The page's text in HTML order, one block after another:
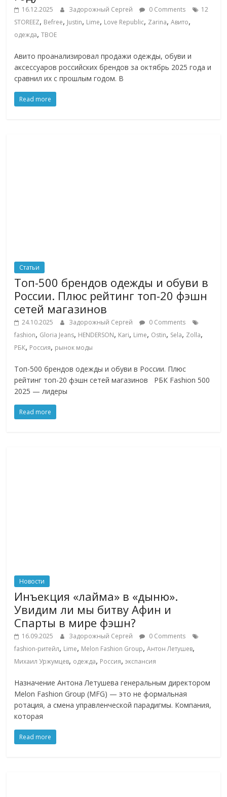
16.12.2025 Задорожный Сергей 0 Comments
12
STOREEZ, Befree, Justin, Lime, Love Republic, Zarina,Авито,
одежда,ТВОЕ
Авито проанализировал продажи одежды, обуви и
аксессуаров российских брендов за октябрь 2025 года и
сравнил их с прошлым годом. В
Read more
Статьи
Топ-500 брендов одежды и обуви в
России. Плюс рейтинг топ-20 фэшн
сетей магазинов
24.10.2025 Задорожный Сергей
0 Comments
fashion, Gloria Jeans, HENDERSON, Kari, Lime, Ostin, Sela, Zolla,
РБК, Россия, рынок моды
Топ-500 брендов одежды и обуви в России. Плюс
рейтинг топ-20 фэшн сетей магазинов РБК Fashion 500
2025 — лидеры
Read more
Новости
Инъекция «лайма» в «дыню».
Увидим ли мы битву Афин и
Спарты в мире фэшн?
16.09.2025 Задорожный Сергей
0 Comments
fashion-ритейл, Lime, Melon Fashion Group,Антон Летушев,
Михаил Уржумцев, одежда, Россия,экспансия
Назначение Антона Летушева генеральным директором
Melon Fashion Group (MFG) — это не формальная
ротация, а смена управленческой парадигмы. Компания,
которая
Read more